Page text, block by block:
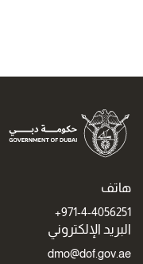
هاتف
971-4-4056251+
البريد الإلكتروني
dmo@dof.gov.ae